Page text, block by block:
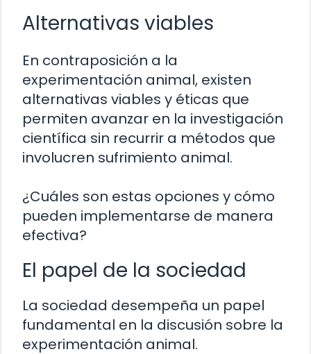
Alternativas viables
En contraposición a la
experimentación animal, existen
alternativas viables y éticas que
permiten avanzar en la investigación
científica sin recurrir a métodos que
involucren sufrimiento animal.
¿Cuáles son estas opciones y cómo
pueden implementarse de manera
efectiva?
El papel de la sociedad
La sociedad desempeña un papel
fundamental en la discusión sobre la
experimentación animal.